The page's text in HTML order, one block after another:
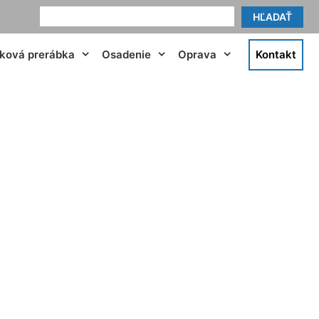
HĽADAŤ
prerábka Osadenie Oprava Kontakt